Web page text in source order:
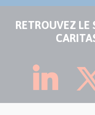
RETROUVEZ LE